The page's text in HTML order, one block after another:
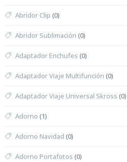
Abridor Clip (0)
Abridor Sublimación (0)
Adaptador Enchufes (0)
Adaptador Viaje Multifunción (0)
Adaptador Viaje Universal Skross (0)
Adorno (1)
Adorno Navidad (0)
Adorno Portafotos (0)